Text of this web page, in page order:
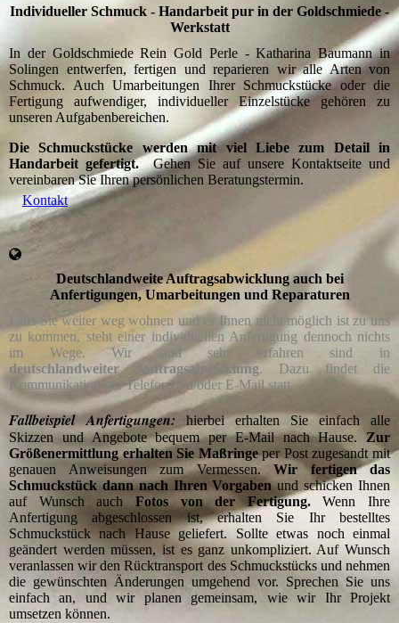
Individueller Schmuck - Handarbeit pur in der Goldschmiede -
Werkstatt
In der Goldschmiede Rein Gold Perle - Katharina Baumann in
Solingen entwerfen, fertigen und reparieren wir alle Arten von
Schmuck. Auch Umarbeitungen Ihrer Schmuckstücke oder die
Fertigung aufwendiger, individueller Einzelstücke gehören zu
unseren Aufgabenbereichen.
Die Schmuckstücke werden mit viel Liebe zum Detail in
Handarbeit gefertigt.Gehen Sie auf unsere Kontaktseite und
vereinbaren Sie Ihren persönlichen Beratungstermin.
Kontakt
Deutschlandweite Auftragsabwicklung auch bei
Anfertigungen, Umarbeitungen und Reparaturen
Falls Sie weiter weg wohnen und es Ihnen nicht möglich ist zu uns
zu kommen, steht einer individuellen Anfertigung dennoch nichts
im Wege. Wir sind sehr erfahren sind in
deutschlandweiter Auftragsabwicklung. Dazu findet die
Kommunikation per Telefon und/oder E-Mail statt.
Fallbeispiel Anfertigungen: hierbei erhalten Sie einfach alle
Skizzen und Angebote bequem per E-Mail nach Hause.Zur
Größenermittlung erhalten Sie Maßringeper Post zugesandt mit
genauen Anweisungen zum Vermessen. Wir fertigen das
Schmuckstück dann nach Ihren Vorgabenund schicken Ihnen
auf Wunsch auch Fotos von der Fertigung.Wenn Ihre
Anfertigung abgeschlossen ist, erhalten Sie Ihr bestelltes
Schmuckstück nach Hause geliefert. Sollte etwas noch einmal
geändert werden müssen, ist es ganz unkompliziert. Auf Wunsch
veranlassen wir den Rücktransport des Schmuckstücks und nehmen
die gewünschten Änderungen umgehend vor. Sprechen Sie uns
einfach an, und wir planen gemeinsam, wie wir Ihr Projekt
umsetzen können.